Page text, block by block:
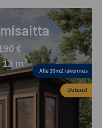
€
m²
Alle 30m2 rakennus
Uutuus!